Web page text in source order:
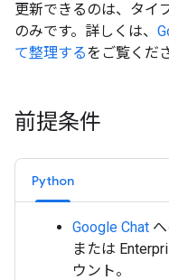
更新できるのは、タイ
のみです。詳しくは、
て整理するをご覧くだ
前提条件
Python
Google Chat
または
ウント。